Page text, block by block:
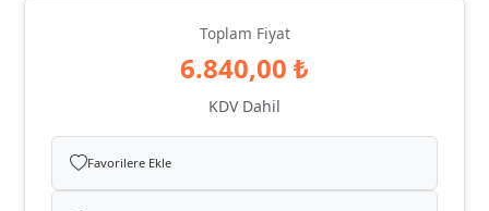
Toplam Fiyat
6.840,00 ₺
KDV Dahil
Favorilere Ekle